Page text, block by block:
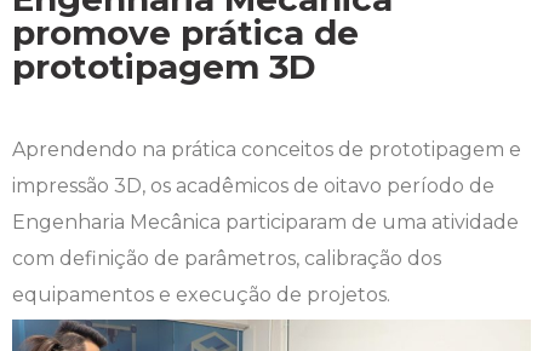
promove prática de
prototipagem 3D
Aprendendo na prática conceitos de prototipagem e
impressão 3D, os acadêmicos de oitavo período de
Engenharia Mecânica participaram de uma atividade
com definição de parâmetros, calibração dos
equipamentos e execução de projetos.
Infraestrutura
Editais
Publicações Institucionais
Biomedicina
Ciências Contábeis
Direito
Enfermagem
Engenharia Agronômica
Engenharia Civil
Atividades Complementares e Sociais
Biblioteca
Calendário Acadêmico
Calendário de Provas
Carteirinha de Estudante
Central de Estágios - TCC
CPA
COLAP
Comissão de Ética no Uso de Animais
Comitê de Ética em Pesquisa
Diploma Digital
Educação em Direitos Humanos